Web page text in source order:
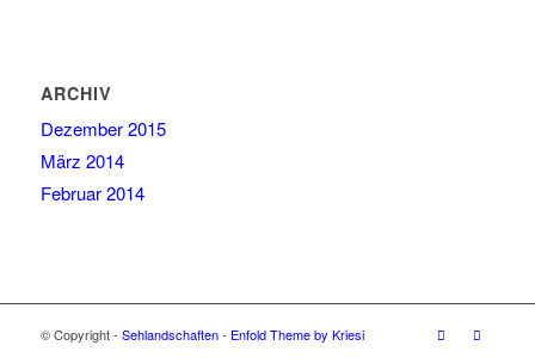
ARCHIV
Dezember 2015
März 2014
Februar 2014
© Copyright - Sehlandschaften- Enfold Theme by Kriesi